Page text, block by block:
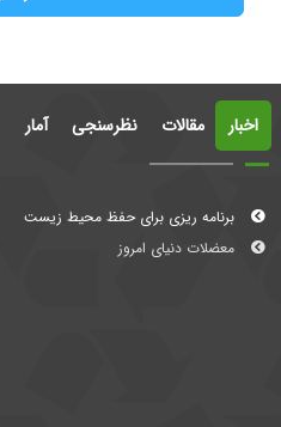
اخبار مقالات نظرسنجی آمار
برنامه ریزی برای حفظ محیط زیست
معضلات دنیای امروز